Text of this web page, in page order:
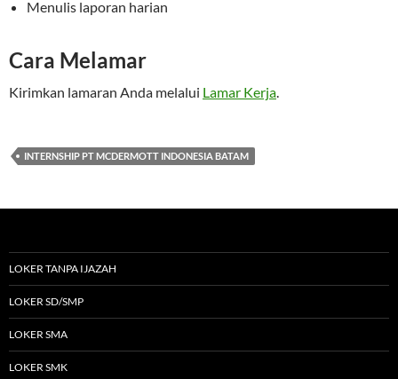
Menulis laporan harian
Cara Melamar
Kirimkan lamaran Anda melalui Lamar Kerja.
INTERNSHIP PT MCDERMOTT INDONESIA BATAM
LOKER TANPA IJAZAH
LOKER SD/SMP
LOKER SMA
LOKER SMK